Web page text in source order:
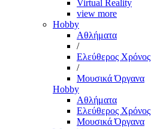
Virtual Reality
view more
Hobby
Αθλήματα
/
Ελεύθερος Χρόνος
/
Μουσικά Όργανα
Hobby
Αθλήματα
Ελεύθερος Χρόνος
Μουσικά Όργανα